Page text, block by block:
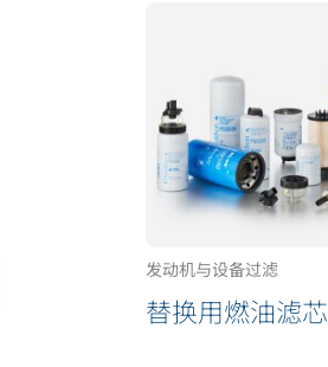
发动机与设备过滤
替换用燃油滤芯